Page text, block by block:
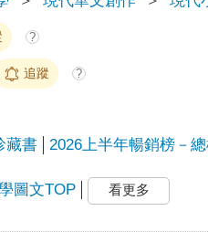
?
追蹤 ?
藏書 2026上半年暢銷榜－
圖文TOP 看更多